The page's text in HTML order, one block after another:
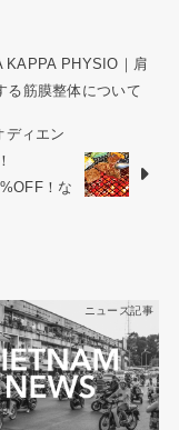
KAPPA PHYSIO｜肩
る筋膜整体について
ィエン
！な
ニュース記事